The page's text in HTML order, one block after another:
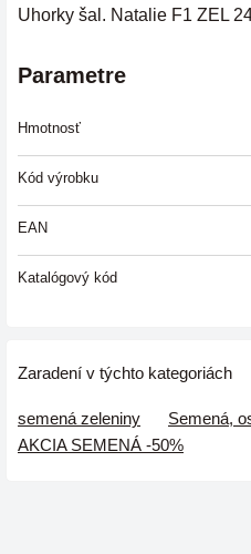
Uhorky šal. Natalie F1 ZEL
Parametre
Hmotnosť
Kód výrobku
EAN
Katalógový kód
Zaradení v týchto kategoriách
semená zeleniny Semená,
AKCIA SEMENÁ -50%